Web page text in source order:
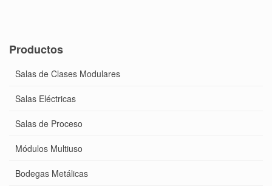
Productos
Salas de Clases Modulares
Salas Eléctricas
Salas de Proceso
Módulos Multiuso
Bodegas Metálicas